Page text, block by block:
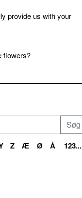
provide us with your
flowers?
Z Æ Ø Å 123...